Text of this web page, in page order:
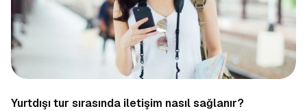
Yurtdışı tur sırasında iletişim nasıl sağlanır?